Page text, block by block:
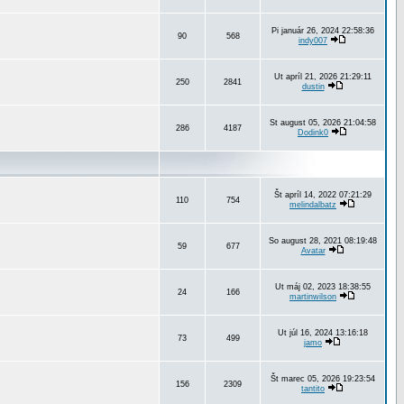
90 568
Pi január 26, 2024 22:58:36
indy007
250 2841
Ut apríl 21, 2026 21:29:11
dustin
286 4187
St august 05, 2026 21:04:58
Dodink0
110 754
Št apríl 14, 2022 07:21:29
melindalbatz
59 677
So august 28, 2021 08:19:48
Avatar
24 166
Ut máj 02, 2023 18:38:55
martinwilson
73 499
Ut júl 16, 2024 13:16:18
jamo
156 2309
Št marec 05, 2026 19:23:54
tantito